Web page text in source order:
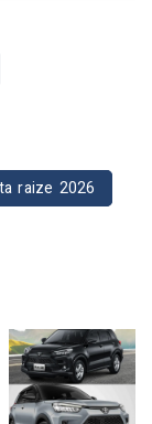
raize 2026